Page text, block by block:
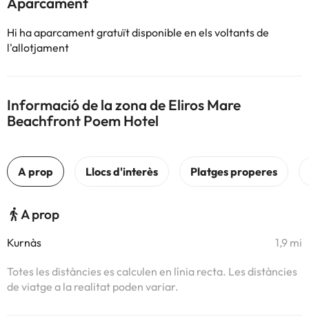
Hi ha aparcament gratuït disponible en els voltants de
l'allotjament
Informació de la zona de Eliros Mare
Beachfront Poem Hotel
A prop
Kurnàs 1,9 mi
Totes les distàncies es calculen en línia recta. Les distàncies
de viatge a la realitat poden variar.